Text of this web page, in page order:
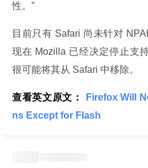
性。”
目前只有 Safari 尚未针对
现在 Mozilla 已经决定停止支
很可能将其从 Safari 中移除。
查看英文原文：
Firefox Will
ns Except for Flash